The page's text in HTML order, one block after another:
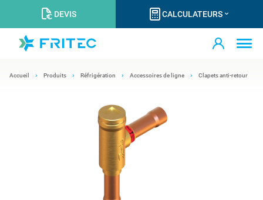
DEVIS CALCULATEURS
Accueil Produits Réfrigération Accessoires de ligne Clapets anti-retour